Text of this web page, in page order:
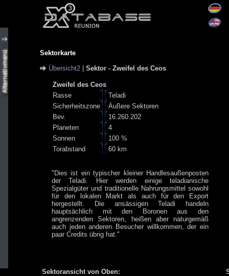
Sektorkarte
Übersicht2
Sektor - Zweifel des Ceos
Zweifel des Ceos
Rasse
Teladi
Sicherheitszone
Äußere Sektoren
Bev.
16.260.202
Planeten
4
Sonnen
100 %
Torabstand
60 km
"Dies ist ein typischer kleiner Handlesaußenposten
der Teladi. Hier werden einige teladianische
Spezialgüter und traditionelle Nahrungsmittel sowohl
für den lokalen Markt als auch für den Export
hergestellt. Die ansässigen Teladi handeln
hauptsächlich mit den Boronen aus den
angrenzenden Sektoren, heißen aber naturgemäß
auch jeden anderen Besucher willkommen, der ein
paar Credits übrig hat."
Sektoransicht von Oben: